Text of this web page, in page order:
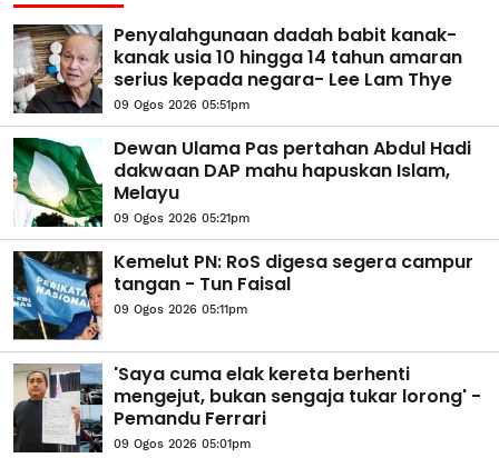
Penyalahgunaan dadah babit kanak-
kanak usia 10 hingga 14 tahun amaran
serius kepada negara- Lee Lam Thye
09 Ogos 2026 05:51pm
Dewan Ulama Pas pertahan Abdul Hadi
dakwaan DAP mahu hapuskan Islam,
Melayu
09 Ogos 2026 05:21pm
Kemelut PN: RoS digesa segera campur
tangan - Tun Faisal
09 Ogos 2026 05:11pm
'Saya cuma elak kereta berhenti
mengejut, bukan sengaja tukar lorong' -
Pemandu Ferrari
09 Ogos 2026 05:01pm